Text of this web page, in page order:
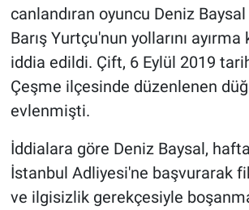
canlandıran oyuncu Deniz
Barış Yurtçu'nun yollarını ayırma
iddia edildi. Çift, 6 Eylül 2019
Çeşme ilçesinde düzenlenen
evlenmişti.
İddialara göre Deniz Baysal,
İstanbul Adliyesi'ne başvurarak
ve ilgisizlik gerekçesiyle